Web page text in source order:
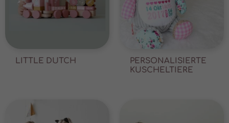
LITTLE DUTCH
PERSONALISIERTE
KUSCHELTIERE